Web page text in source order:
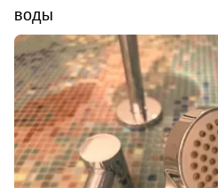
воды